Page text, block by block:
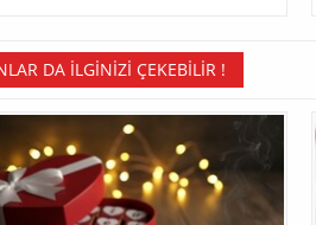
DA İLGINIZI ÇEKEBILIR !